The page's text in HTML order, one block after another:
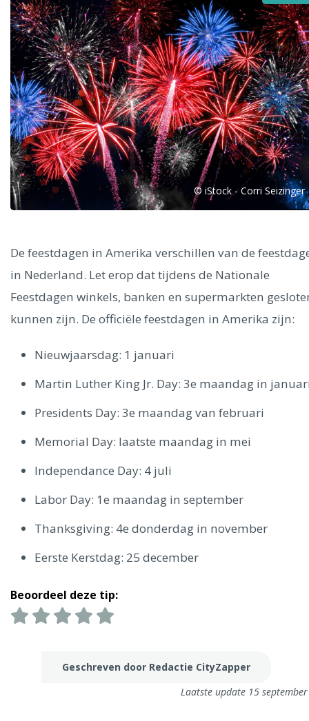
Alle steden
Phoenix
Dresden
Ålesund
Parijs Tokio Amsterdam Barcelona
Dublin
Hong Kong München Wenen Budapest
Madrid
Vancouver
Alles bekijken
© iStock - Corri Seizinger
De feestdagen in Amerika verschillen van de
in Nederland. Let erop dat tijdens de Nationale
Feestdagen winkels, banken en supermarkten
kunnen zijn. De officiële feestdagen in Amerika zijn:
Nieuwjaarsdag: 1 januari
Martin Luther King Jr. Day: 3e maandag in
Presidents Day: 3e maandag van februari
Memorial Day: laatste maandag in mei
Independance Day: 4 juli
Labor Day: 1e maandag in september
Thanksgiving: 4e donderdag in november
Eerste Kerstdag: 25 december
Beoordeel deze tip:
Geschreven door Redactie CityZapper
Laatste update 15